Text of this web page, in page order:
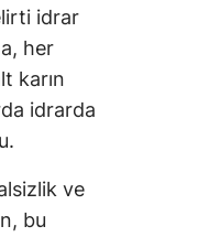
idrar
her
karın
idrarda
ve
bu